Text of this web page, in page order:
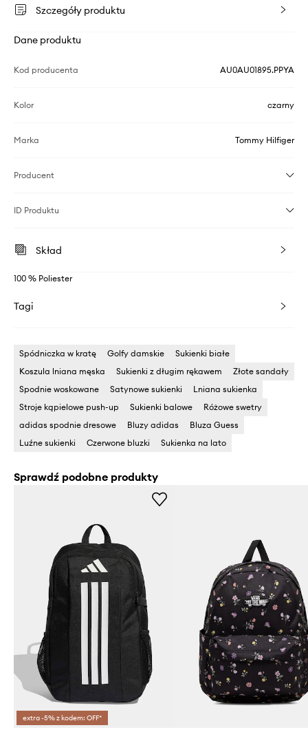
Szczegóły produktu
Dane produktu
Kod producenta AU0AU01895.PPYA
Kolor czarny
Marka Tommy Hilfiger
Producent
ID Produktu
Skład
100 % Poliester
Tagi
Spódniczka w kratę Golfy damskie
Sukienki białe
Koszula lniana męska
Sukienki z długim rękawem
Złote sandały
Spodnie woskowane
Satynowe sukienki
Lniana sukienka
Stroje kąpielowe push-up
Sukienki balowe
Różowe swetry
adidas spodnie dresowe
Bluzy adidas
Bluza Guess
Luźne sukienki
Czerwone bluzki Sukienka na lato
Sprawdź podobne produkty
extra -5% z kodem: OFF*